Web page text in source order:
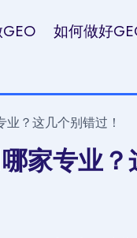
如何做好
？这几个别错过！
家专业？